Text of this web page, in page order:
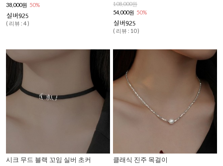
38,000원 50%
( 리뷰 : 4 )
108,000원
54,000원 50%
( 리뷰 : 10 )
시크 무드 블랙 꼬임 실버 초커 클래식 진주 목걸이